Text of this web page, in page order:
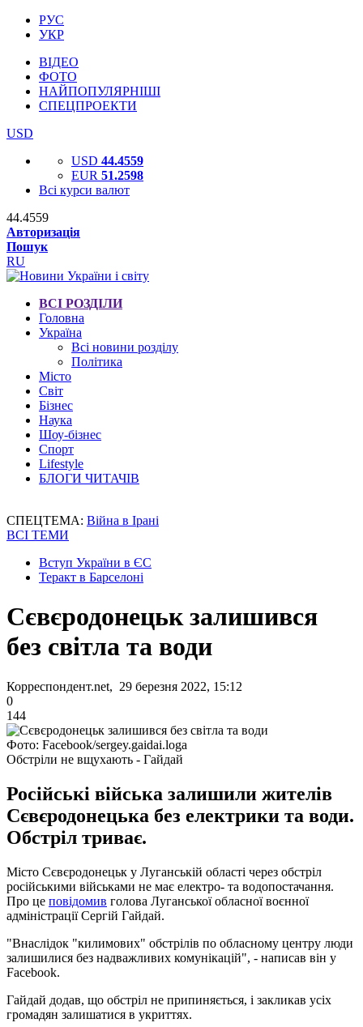
РУС
УКР
ВІДЕО
ФОТО
НАЙПОПУЛЯРНІШІ
СПЕЦПРОЕКТИ
USD
USD 44.4559
EUR 51.2598
Всі курси валют
44.4559
Авторизація
Пошук
RU
ВСІ РОЗДІЛИ
Головна
Україна
Всі новини розділу
Політика
Місто
Світ
Бізнес
Наука
Шоу-бізнес
Спорт
Lifestyle
БЛОГИ ЧИТАЧІВ
СПЕЦТЕМА: Війна в Ірані
ВСІ ТЕМИ
Вступ України в ЄС
Теракт в Барселоні
Сєвєродонецьк залишився
без світла та води
Корреспондент.net, 29 березня 2022, 15:12
0
144
Фото: Facebook/sergey.gaidai.loga
Обстріли не вщухають - Гайдай
Російські війська залишили жителів
Сєвєродонецька без електрики та води.
Обстріл триває.
Місто Сєвєродонецьк у Луганській області через обстріл
російськими військами не має електро- та водопостачання.
Про це повідомив голова Луганської обласної воєнної
адміністрації Сергій Гайдай.
"Внаслідок "килимових" обстрілів по обласному центру люди
залишилися без надважливих комунікацій", - написав він у
Facebook.
Гайдай додав, що обстріл не припиняється, і закликав усіх
громадян залишатися в укриттях.